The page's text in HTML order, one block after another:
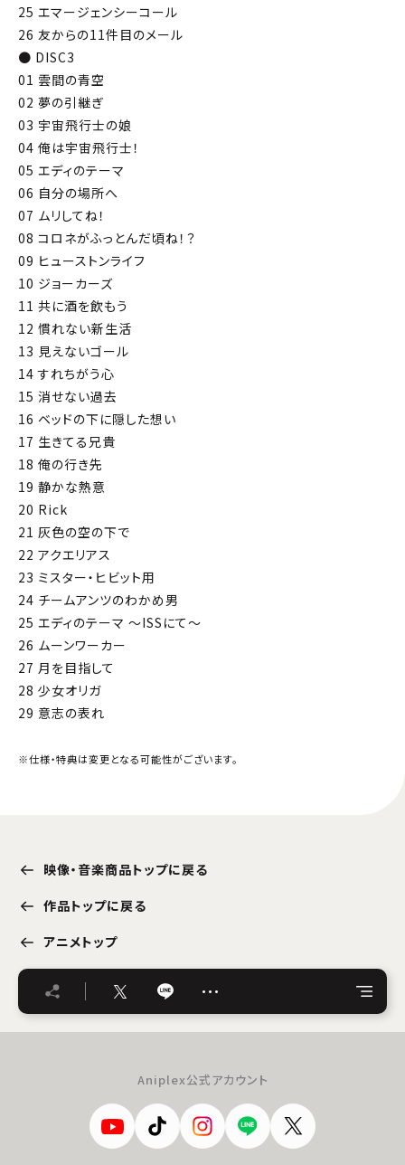
25 エマージェンシーコール
26 友からの11件目のメール
● DISC3
01 雲間の青空
02 夢の引継ぎ
03 宇宙飛行士の娘
04 俺は宇宙飛行士！
05 エディのテーマ
06 自分の場所へ
07 ムリしてね！
08 コロネがふっとんだ頃ね！？
09 ヒューストンライフ
10 ジョーカーズ
11 共に酒を飲もう
12 慣れない新生活
13 見えないゴール
14 すれちがう心
15 消せない過去
16 ベッドの下に隠した想い
17 生きてる兄貴
18 俺の行き先
19 静かな熱意
20 Rick
21 灰色の空の下で
22 アクエリアス
23 ミスター・ヒビット用
24 チームアンツのわかめ男
25 エディのテーマ ～ISSにて～
26 ムーンワーカー
27 月を目指して
28 少女オリガ
29 意志の表れ
※仕様・特典は変更となる可能性がございます。
映像・音楽商品トップに戻る
作品トップに戻る
アニメトップ
…
Aniplex公式アカウント